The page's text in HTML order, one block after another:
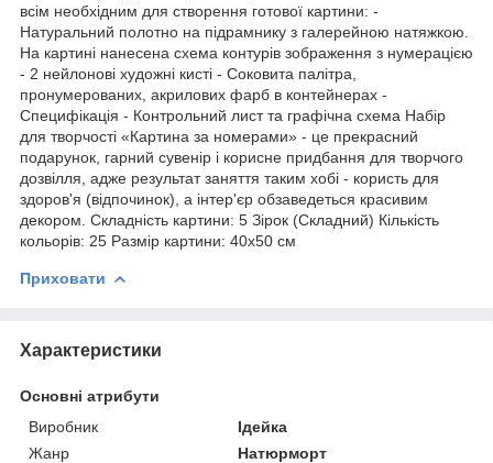
всім необхідним для створення готової картини: -
Натуральний полотно на підрамнику з галерейною натяжкою.
На картині нанесена схема контурів зображення з нумерацією
- 2 нейлонові художні кисті - Соковита палітра,
пронумерованих, акрилових фарб в контейнерах -
Специфікація - Контрольний лист та графічна схема Набір
для творчості «Картина за номерами» - це прекрасний
подарунок, гарний сувенір і корисне придбання для творчого
дозвілля, адже результат заняття таким хобі - користь для
здоров'я (відпочинок), а інтер'єр обзаведеться красивим
декором. Складність картини: 5 Зірок (Складний) Кількість
кольорів: 25 Размір картини: 40х50 см
Приховати
Характеристики
Основні атрибути
Виробник
Ідейка
Жанр
Натюрморт